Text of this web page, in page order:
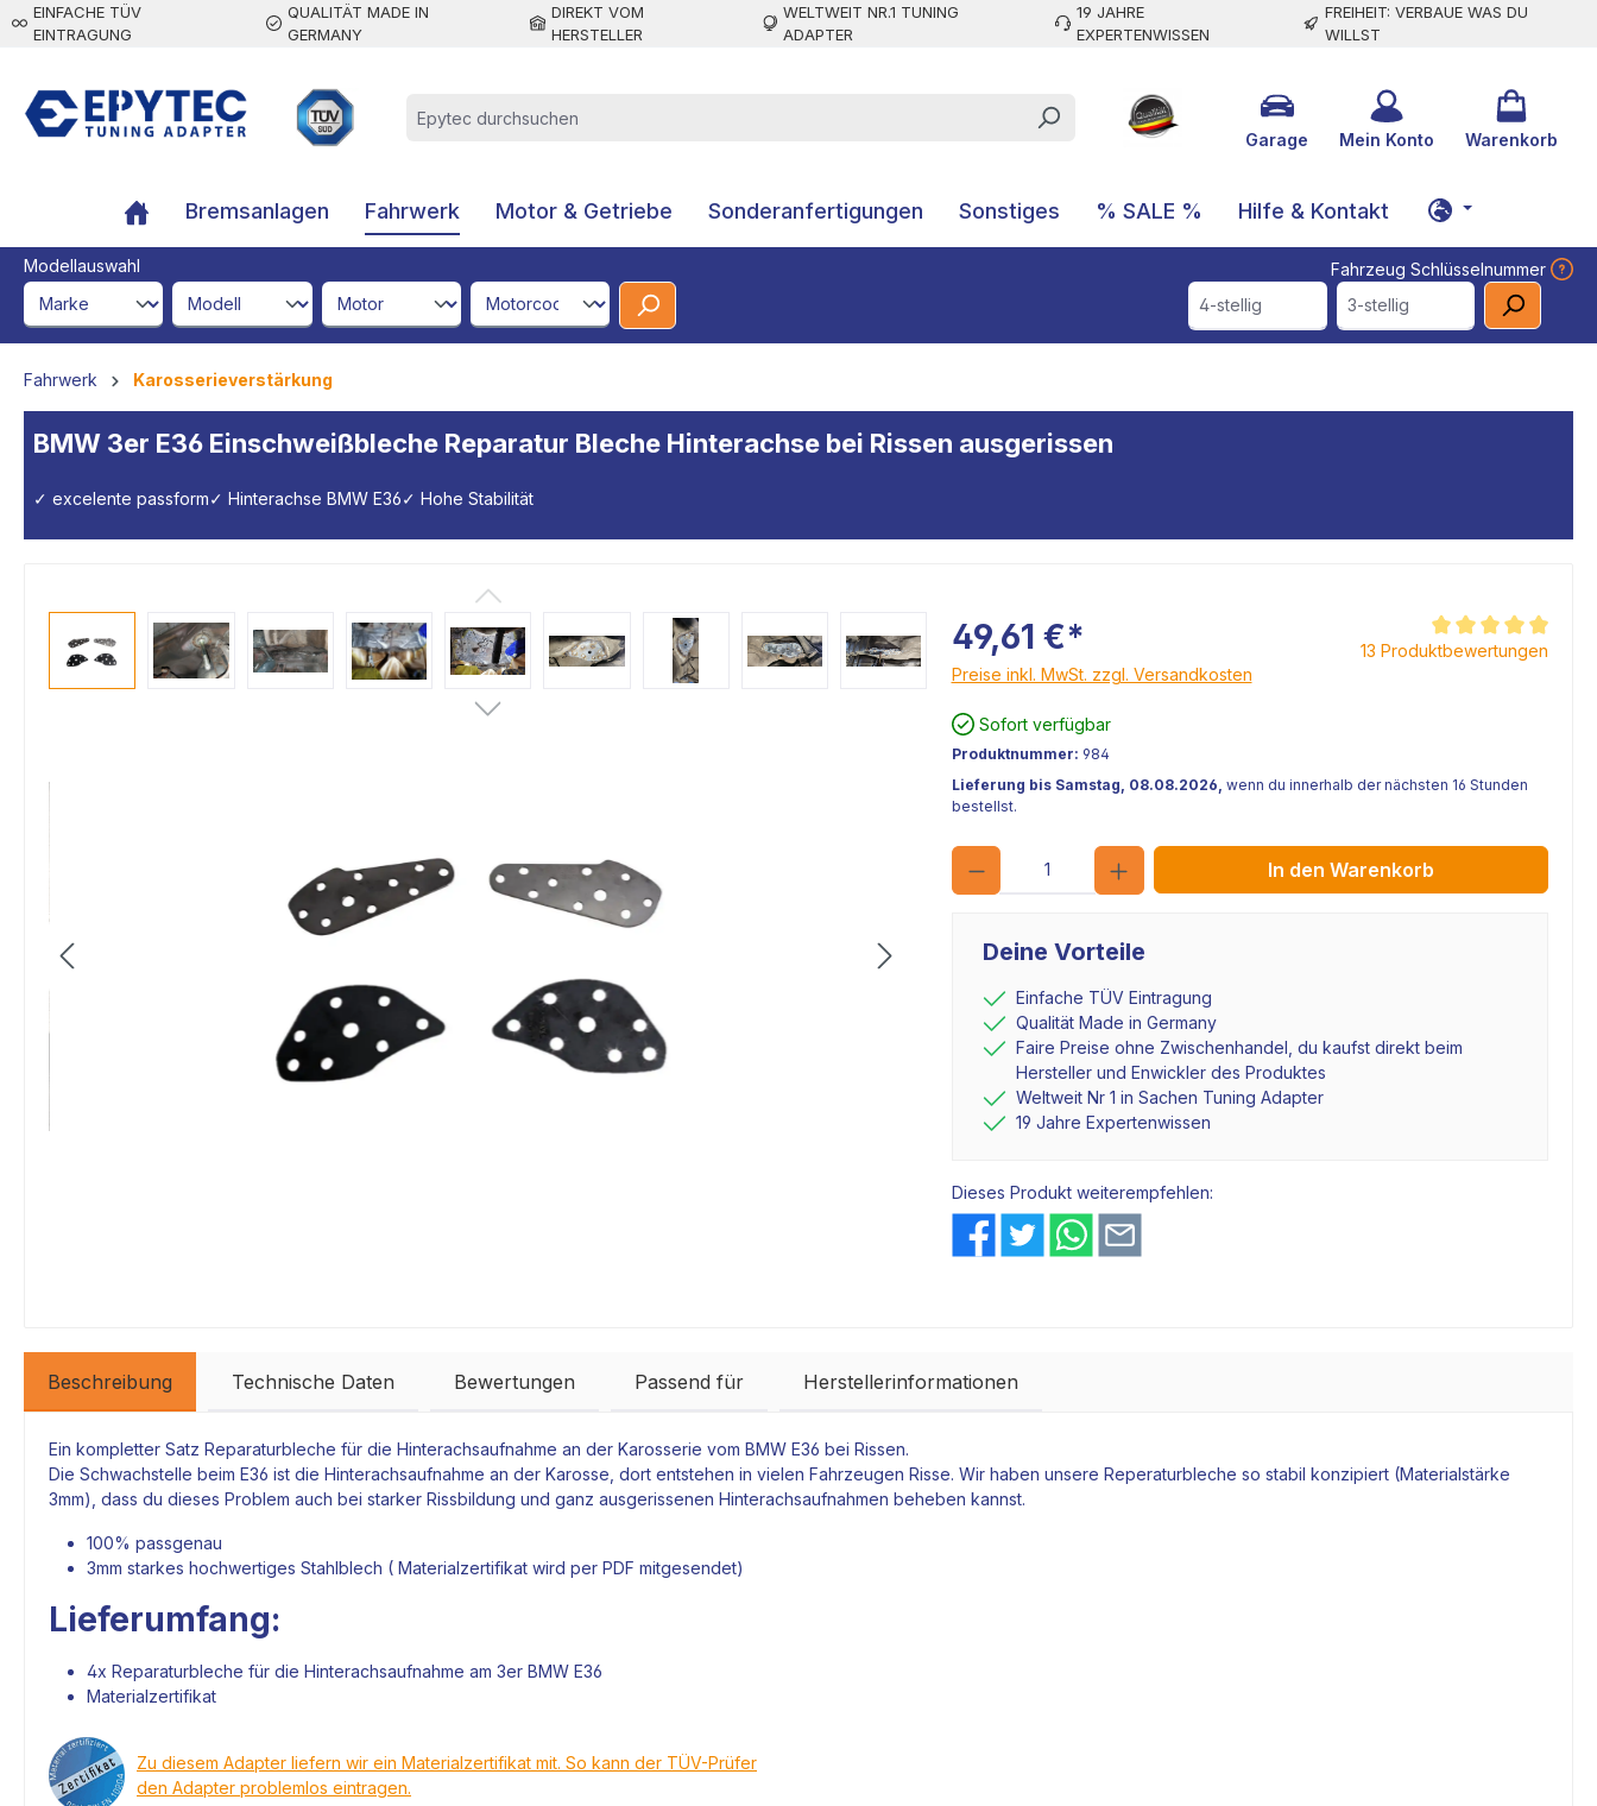
springen
EINFACHE TÜV
EINTRAGUNG
QUALITÄT MADE IN
GERMANY
DIREKT VOM
HERSTELLER
WELTWEIT NR.1 TUNING
ADAPTER
19 JAHRE
EXPERTENWISSEN
FREIHEIT: VERBAUE WAS DU
WILLST
Garage Mein Konto Warenkorb
Bremsanlagen Fahrwerk Motor & Getriebe Sonderanfertigungen Sonstiges % SALE % Hilfe & Kontakt
Modellauswahl
Fahrzeug Schlüsselnummer
brandId
modelId engineId engineCodeId 4-stellig 3-stellig
Fahrwerk Karosserieverstärkung
BMW 3er E36 Einschweißbleche Reparatur Bleche Hinterachse bei Rissen ausgerissen
✓ excelente passform✓ Hinterachse BMW E36✓ Hohe Stabilität
49,61 €*
Preise inkl. MwSt. zzgl. Versandkosten
Durchschnittliche
13 Produktbewertungen
Sofort verfügbar
Produktnummer: 984
Lieferung bis Samstag, 08.08.2026, wenn du innerhalb der nächsten 16 Stunden
bestellst.
Anzahl
In den Warenkorb
Deine Vorteile
Einfache TÜV Eintragung
Qualität Made in Germany
Faire Preise ohne Zwischenhandel, du kaufst direkt beim
Hersteller und Enwickler des Produktes
Weltweit Nr 1 in Sachen Tuning Adapter
19 Jahre Expertenwissen
Dieses Produkt weiterempfehlen:
Beschreibung Technische Daten Bewertungen Passend für Herstellerinformationen
Ein kompletter Satz Reparaturbleche für die Hinterachsaufnahme an der Karosserie vom BMW E36 bei Rissen.
Die Schwachstelle beim E36 ist die Hinterachsaufnahme an der Karosse, dort entstehen in vielen Fahrzeugen Risse. Wir haben unsere Reperaturbleche so stabil konzipiert (Materialstärke
3mm), dass du dieses Problem auch bei starker Rissbildung und ganz ausgerissenen Hinterachsaufnahmen beheben kannst.
100% passgenau
3mm starkes hochwertiges Stahlblech ( Materialzertifikat wird per PDF mitgesendet)
Lieferumfang:
4x Reparaturbleche für die Hinterachsaufnahme am 3er BMW E36
Materialzertifikat
Zu diesem Adapter liefern wir ein Materialzertifikat mit. So kann der TÜV-Prüfer
den Adapter problemlos eintragen.